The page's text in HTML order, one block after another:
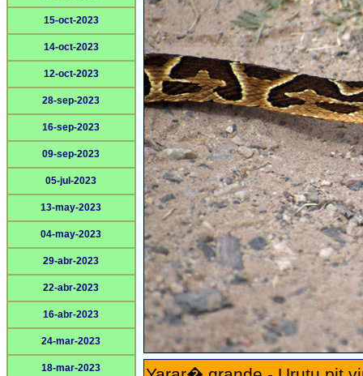
15-oct-2023
14-oct-2023
12-oct-2023
28-sep-2023
16-sep-2023
09-sep-2023
05-jul-2023
13-may-2023
04-may-2023
29-abr-2023
22-abr-2023
16-abr-2023
24-mar-2023
18-mar-2023